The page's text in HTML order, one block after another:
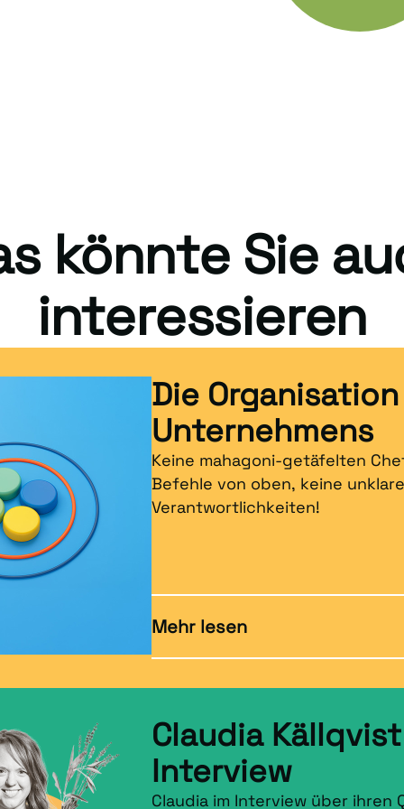
könnte Sie
interessieren
Die
Unternehmens
Keine mahagoni-getäfelten
Befehle von oben, keine
Verantwortlichkeiten!
Mehr lesen
Claudia
Interview
Claudia im Interview über ihren